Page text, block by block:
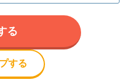
する
る